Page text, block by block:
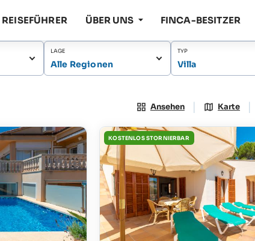
REISEFÜHRER ÜBER UNS FINCA-BESITZER
LAGE
Alle Regionen
TYP
Villa
Ansehen | Karte |
KOSTENLOS STORNIERBAR